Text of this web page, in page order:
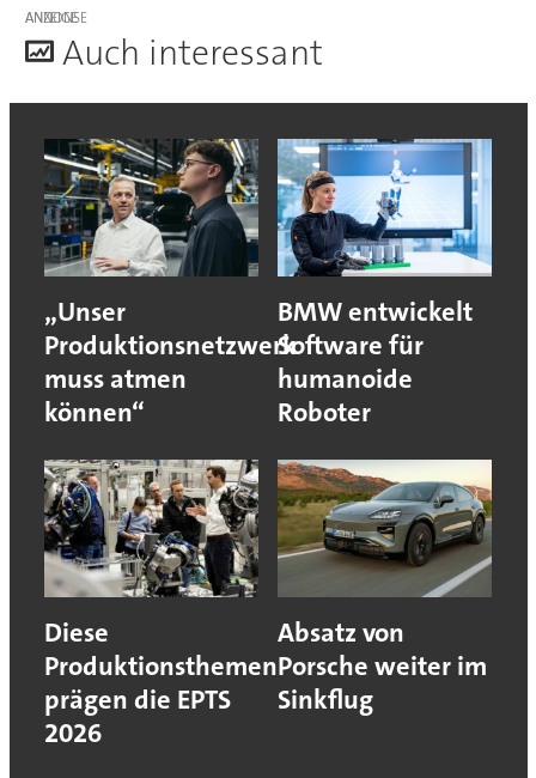
ANZEIGE
Auch interessant
„Unser
Produktionsnetzwerk
muss atmen
können“
BMW entwickelt
Software für
humanoide
Roboter
Diese
Produktionsthemen
prägen die EPTS
2026
Absatz von
Porsche weiter im
Sinkflug